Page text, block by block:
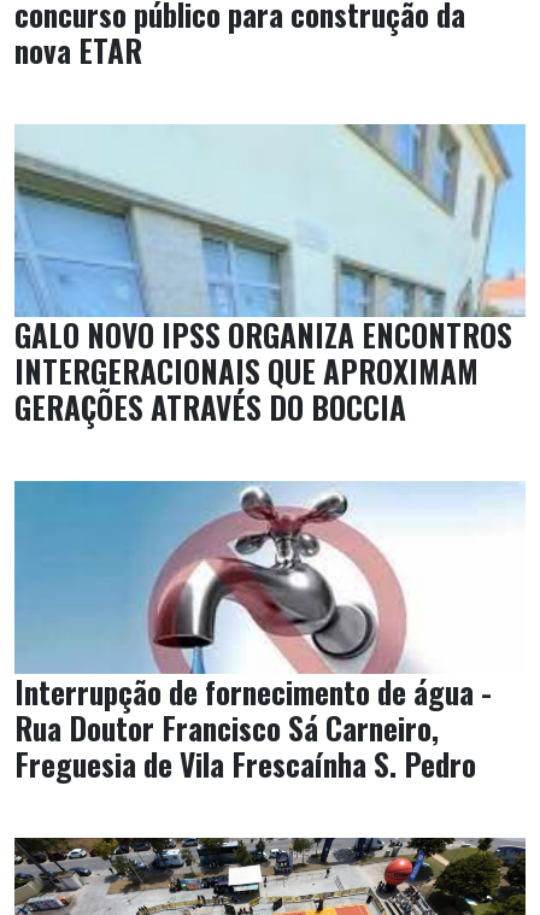
concurso público para construção da
nova ETAR
GALO NOVO IPSS ORGANIZA ENCONTROS
INTERGERACIONAIS QUE APROXIMAM
GERAÇÕES ATRAVÉS DO BOCCIA
Interrupção de fornecimento de água -
Rua Doutor Francisco Sá Carneiro,
Freguesia de Vila Frescaínha S. Pedro